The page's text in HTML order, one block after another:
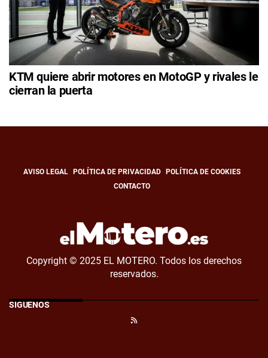
KTM quiere abrir motores en MotoGP y rivales le
cierran la puerta
AVISO LEGAL POLÍTICA DE PRIVACIDAD
POLÍTICA DE COOKIES
CONTACTO
Copyright © 2025 EL MOTERO. Todos los derechos
reservados.
SÍGUENOS